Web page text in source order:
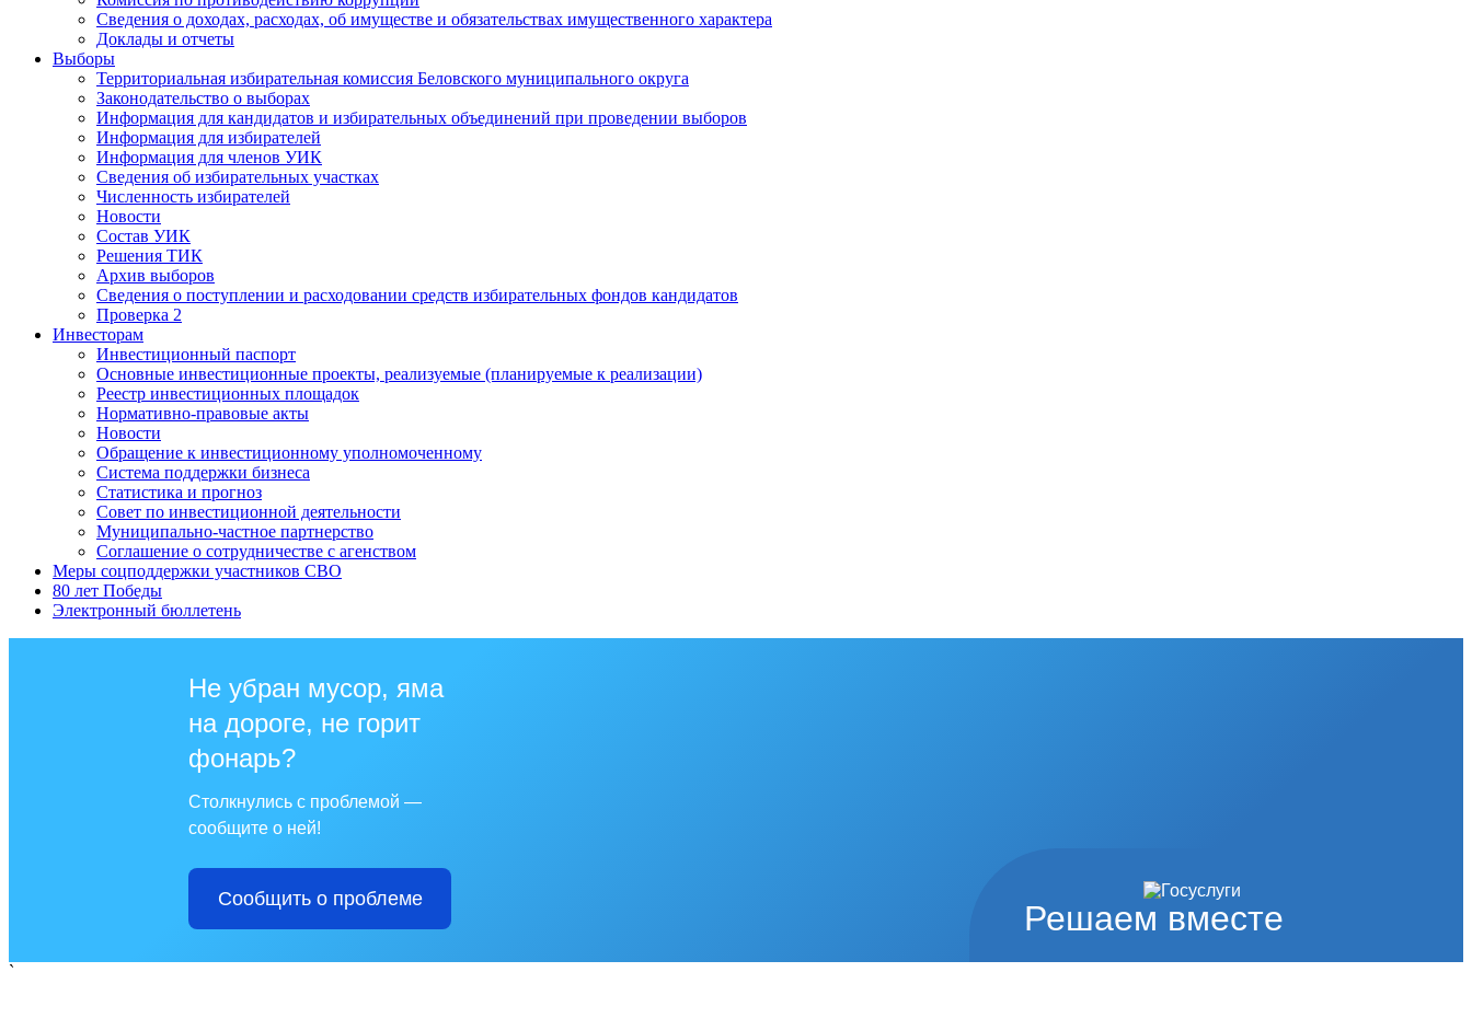
Сведения о доходах, расходах, об имуществе и обязательствах имущественного характера
Доклады и отчеты
Выборы
Территориальная избирательная комиссия Беловского муниципального округа
Законодательство о выборах
Информация для кандидатов и избирательных объединений при проведении выборов
Информация для избирателей
Информация для членов УИК
Сведения об избирательных участках
Численность избирателей
Новости
Состав УИК
Решения ТИК
Архив выборов
Сведения о поступлении и расходовании средств избирательных фондов кандидатов
Проверка 2
Инвесторам
Инвестиционный паспорт
Основные инвестиционные проекты, реализуемые (планируемые к реализации)
Реестр инвестиционных площадок
Нормативно-правовые акты
Новости
Обращение к инвестиционному уполномоченному
Система поддержки бизнеса
Статистика и прогноз
Совет по инвестиционной деятельности
Муниципально-частное партнерство
Соглашение о сотрудничестве с агенством
Меры соцподдержки участников СВО
80 лет Победы
Электронный бюллетень
Решаем вместе
Не убран мусор, яма
на дороге, не горит
фонарь?
Столкнулись с проблемой —
сообщите о ней!
Сообщить о проблеме
`